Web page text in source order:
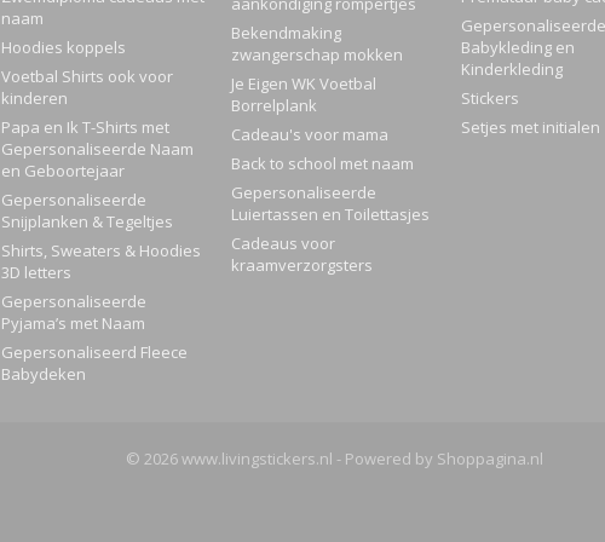
naam
Hoodies koppels
Voetbal Shirts ook voor
kinderen
Papa en Ik T-Shirts met
Gepersonaliseerde Naam
en Geboortejaar
Gepersonaliseerde
Snijplanken & Tegeltjes
Shirts, Sweaters & Hoodies
3D letters
Gepersonaliseerde
Pyjama’s met Naam
Gepersonaliseerd Fleece
Babydeken
Bekendmaking
zwangerschap mokken
Je Eigen WK Voetbal
Borrelplank
Cadeau's voor mama
Back to school met naam
Gepersonaliseerde
Luiertassen en Toilettasjes
Cadeaus voor
kraamverzorgsters
Gepersonaliseerde
Babykleding en
Kinderkleding
Stickers
Setjes met initialen
© 2026 www.livingstickers.nl - Powered by Shoppagina.nl